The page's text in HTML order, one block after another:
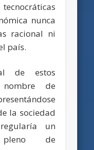
nunca
racional ni
país.
de estos
de
la sociedad
un
de